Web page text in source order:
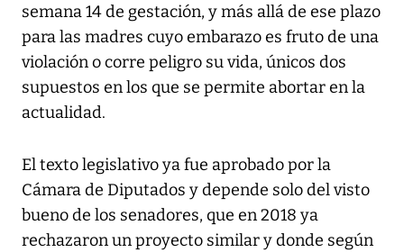
semana 14 de gestación, y más allá de ese plazo
para las madres cuyo embarazo es fruto de una
violación o corre peligro su vida, únicos dos
supuestos en los que se permite abortar en la
actualidad.
El texto legislativo ya fue aprobado por la
Cámara de Diputados y depende solo del visto
bueno de los senadores, que en 2018 ya
rechazaron un proyecto similar y donde según